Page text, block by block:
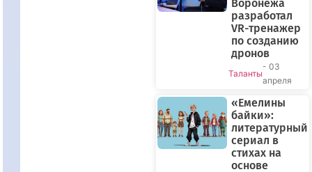
Воронежа
разработал
VR-тренажер
по созданию
дронов
Таланты
- 03
апреля
«Емелины
байки»:
литературный
сериал в
стихах на
основе